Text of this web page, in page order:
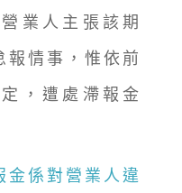
業人主張該期
報情事，惟依前
，遭處滯報金
係對營業人違